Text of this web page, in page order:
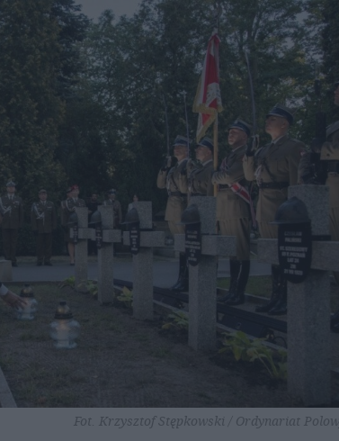
Fot. Krzysztof Stępkowski / Ordynariat